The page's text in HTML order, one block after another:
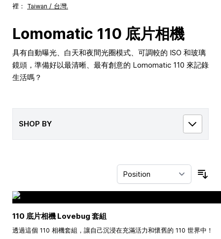
裡： Taiwan / 台灣.
Lomomatic 110 底片相機
具有自動曝光、白天和夜間光圈模式、可調較的 ISO 和玻璃
鏡頭，準備好以最清晰、最有創意的 Lomomatic 110 來記錄
生活嗎？
SHOP BY
110 底片相機 Lovebug 套組
透過這個 110 相機套組，讓自己沉浸在充滿活力和懷舊的 110 世界中！